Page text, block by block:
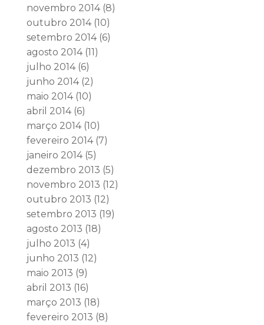
novembro 2014(8)
outubro 2014(10)
setembro 2014(6)
agosto 2014(11)
julho 2014(6)
junho 2014(2)
maio 2014(10)
abril 2014(6)
março 2014(10)
fevereiro 2014(7)
janeiro 2014(5)
dezembro 2013 (5)
novembro 2013 (12)
outubro 2013 (12)
setembro 2013 (19)
agosto 2013 (18)
julho 2013 (4)
junho 2013 (12)
maio 2013 (9)
abril 2013 (16)
março 2013 (18)
fevereiro 2013 (8)